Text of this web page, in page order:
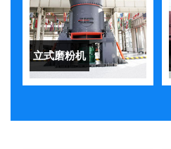
立式磨粉机